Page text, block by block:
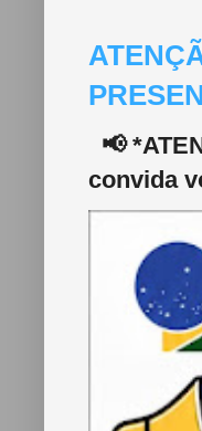
📢
convida